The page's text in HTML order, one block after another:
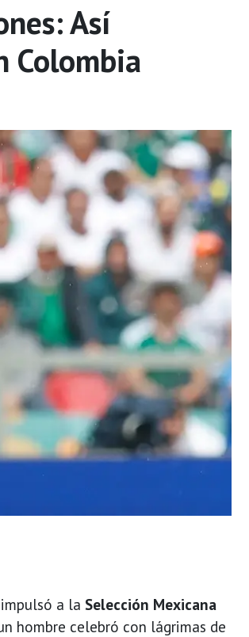
Así
Colombia
a la Selección Mexicana
hombre celebró con lágrimas de